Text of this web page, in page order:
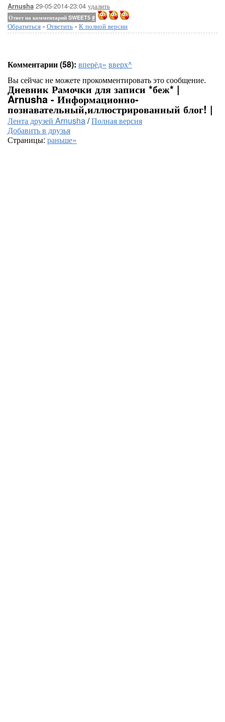
Arnusha 29-05-2014-23:04 удалить
Ответ на комментарий SWEET5 #
Обратиться - Ответить - К полной версии
Комментарии (58): вперёд» вверх^
Вы сейчас не можете прокомментировать это сообщение.
Дневник Рамочки для записи *беж* |
Arnusha - Информационно-
познавательный,иллюстрированный блог! |
Лента друзей Arnusha/Полная версия
Добавить в друзья
Страницы: раньше»